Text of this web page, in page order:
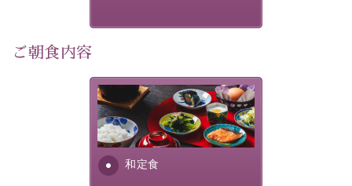
----------------------------------------------
・1,500円分館内利用券（1部屋につき1枚）
・水墨画巡りのご参加
・記念写真＆15周年オリジナル【フォトフレームカー
ド】プレゼント（1部屋につき1枚）
ご朝食内容
和定食
さっぱりとした和食膳に使わ
れる食材は、諏訪の名産品を
ふんだんに取り入れ、安心・
安全を心掛けた長野県産...